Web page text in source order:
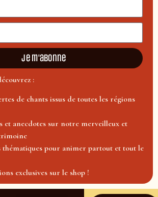
Je m'abonne
:
de chants issus de toutes les régions
et anecdotes sur notre merveilleux et
thématiques pour animer partout et tout le
exclusives sur le shop !